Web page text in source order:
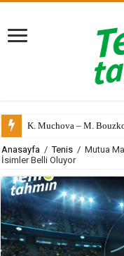
K. Muchova – M.
Anasayfa / Tenis / Mutua
İsimler Belli Oluyor